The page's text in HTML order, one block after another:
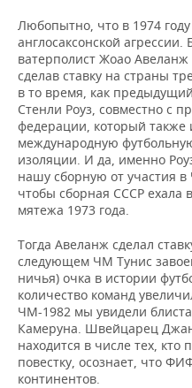
Любопытно, что в 1974
англосаксонской
ватерполист Жоао
сделав ставку на страны
в то время, как
Стенли Роуз, совместно с
федерации, который также
международную
изоляции. И да, именно
нашу сборную от участия
чтобы сборная СССР ехала
мятежа 1973 года.
Тогда Авеланж сделал
следующем ЧМ Тунис
ничья) очка в истории
количество команд
ЧМ-1982 мы увидели
Камеруна. Швейцарец
находится в числе тех, кто
повестку, осознает, что
континентов.